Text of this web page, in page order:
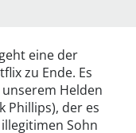
eine der
zu Ende. Es
Helden
Phillips), der es
Sohn